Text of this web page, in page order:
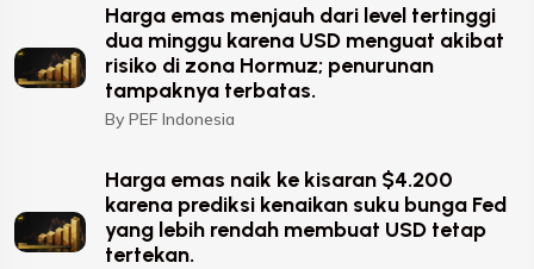
Harga emas menjauh dari level tertinggi
dua minggu karena USD menguat akibat
risiko di zona Hormuz; penurunan
tampaknya terbatas.
By PEF Indonesia
Harga emas naik ke kisaran $4.200
karena prediksi kenaikan suku bunga Fed
yang lebih rendah membuat USD tetap
tertekan.